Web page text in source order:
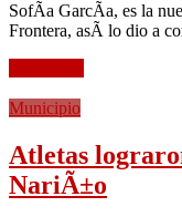
SofÃ­a GarcÃ­a, es la
Frontera, asÃ­ lo dio a
Municipio
Atletas
NariÃ±o